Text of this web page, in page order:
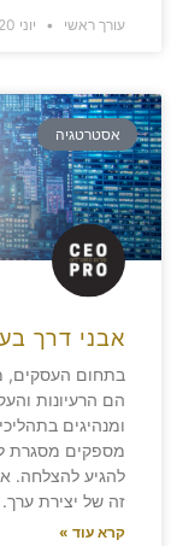
עורך ראשי יוני 20, 2024
אסטרטגיה
אבני דרך
בתחום העסקים,
הם הרעיונות
ומנהיגים
מספקים מסגרת
להגיע להצלחה.
זה של יצירת ערך.
קרא עוד »